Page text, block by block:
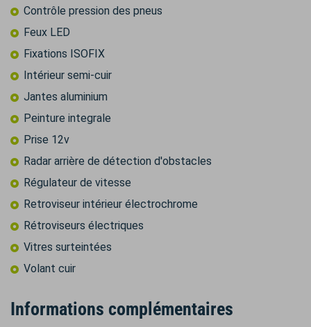
Contrôle pression des pneus
Feux LED
Fixations ISOFIX
Intérieur semi-cuir
Jantes aluminium
Peinture integrale
Prise 12v
Radar arrière de détection d'obstacles
Régulateur de vitesse
Retroviseur intérieur électrochrome
Rétroviseurs électriques
Vitres surteintées
Volant cuir
Informations complémentaires